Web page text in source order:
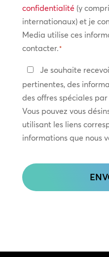
confidentialité
*
confidentialité(y
internationaux) et je
Media utilise ces
contacter.*
Restez
en
contact
Je souhaite
pertinentes, des
des offres spéciales
Vous pouvez vous
utilisant les liens
informations que nous